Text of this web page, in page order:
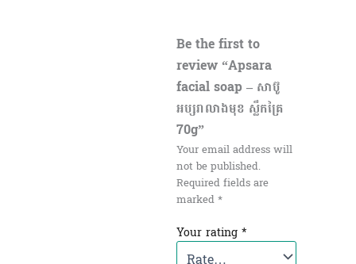
Be the first to
review “Apsara
facial soap – សាប៊ូ
អប្សរាលាងមុខ ស្លឹកគ្រៃ
70g”
Your email address will
not be published.
Required fields are
marked*
Your rating *